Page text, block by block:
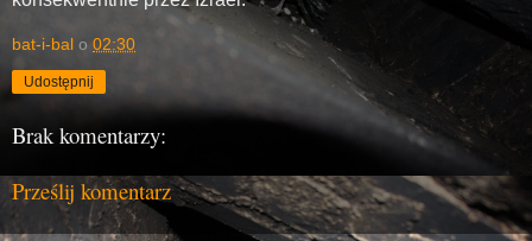
bat-i-bal o 02:30
Udostępnij
Brak komentarzy:
Prześlij komentarz